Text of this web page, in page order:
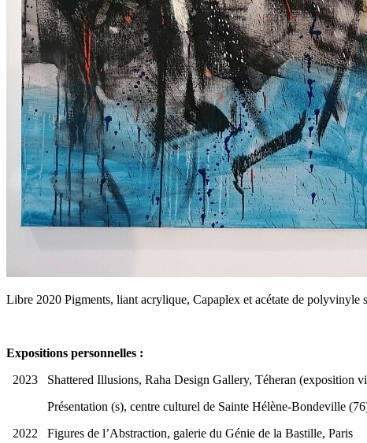
Libre 2020 Pigments, liant acrylique, Capaplex et acétate de polyvinyle
Expositions personnelles :
2023 Shattered Illusions, Raha Design Gallery, Téheran (exposition
Présentation (s), centre culturel de Sainte Hélène-Bondeville
2022 Figures de l’Abstraction, galerie du Génie de la Bastille, Paris